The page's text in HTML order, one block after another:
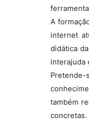
A
internet
didática
interajuda
também